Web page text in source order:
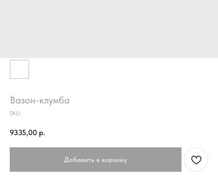
Вазон-клумба
SKU:
9335,00 р.
Добавить в корзину